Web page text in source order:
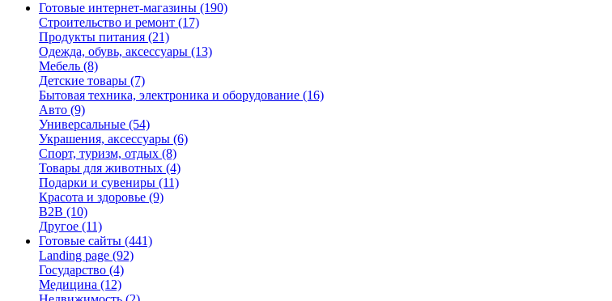
Готовые интернет-магазины (190)
Строительство и ремонт (17)
Продукты питания (21)
Одежда, обувь, аксессуары (13)
Мебель (8)
Детские товары (7)
Бытовая техника, электроника и оборудование (16)
Авто (9)
Универсальные (54)
Украшения, аксессуары (6)
Спорт, туризм, отдых (8)
Товары для животных (4)
Подарки и сувениры (11)
Красота и здоровье (9)
B2B (10)
Другое (11)
Готовые сайты (441)
Landing page (92)
Государство (4)
Медицина (12)